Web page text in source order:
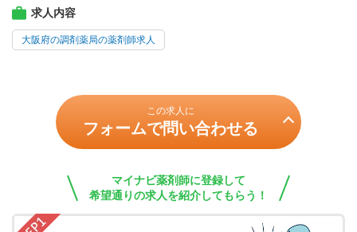
求人内容
大阪府の調剤薬局の薬剤師求人
この求人に
フォームで問い合わせる
マイナビ薬剤師に登録して
希望通りの求人を紹介してもらう！